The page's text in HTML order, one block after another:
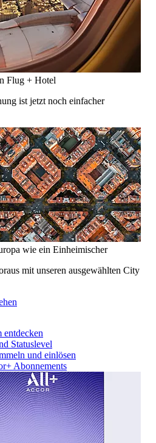
Flug + Hotel
ist jetzt noch einfacher
wie ein Einheimischer
mit unseren ausgewählten City
entdecken
Statuslevel
und einlösen
Abonnements